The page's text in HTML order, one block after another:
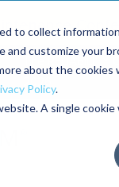
to collect
customize your
about the cookies
Policy.
A single
2026